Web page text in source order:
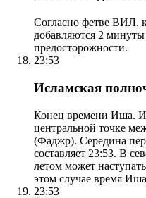
Согласно фетве ВИЛ,
добавляются 2
предосторожности.
23:53
Исламская
Конец времени Иша.
центральной точке
(Фаджр). Середина
составляет 23:53. В
летом может
этом случае время
23:53